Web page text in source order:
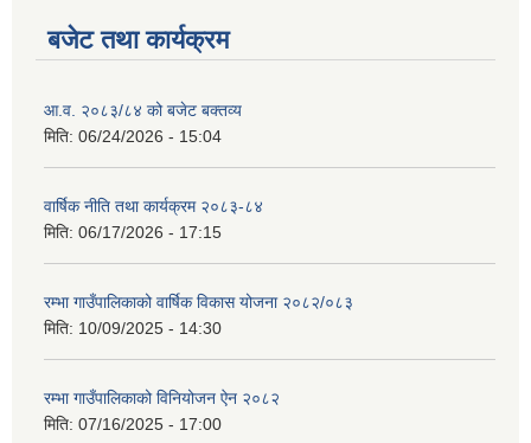
बजेट तथा कार्यक्रम
आ.व. २०८३/८४ को बजेट बक्तव्य
मिति: 06/24/2026 - 15:04
वार्षिक नीति तथा कार्यक्रम २०८३-८४
मिति: 06/17/2026 - 17:15
रम्भा गाउँपालिकाको वार्षिक विकास योजना २०८२/०८३
मिति: 10/09/2025 - 14:30
रम्भा गाउँपालिकाको विनियोजन ऐन २०८२
मिति: 07/16/2025 - 17:00